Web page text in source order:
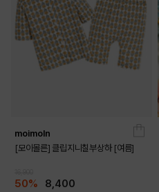
moimoln
[모이몰른] 클립지니칠부상하 [여름]
50% 8,400